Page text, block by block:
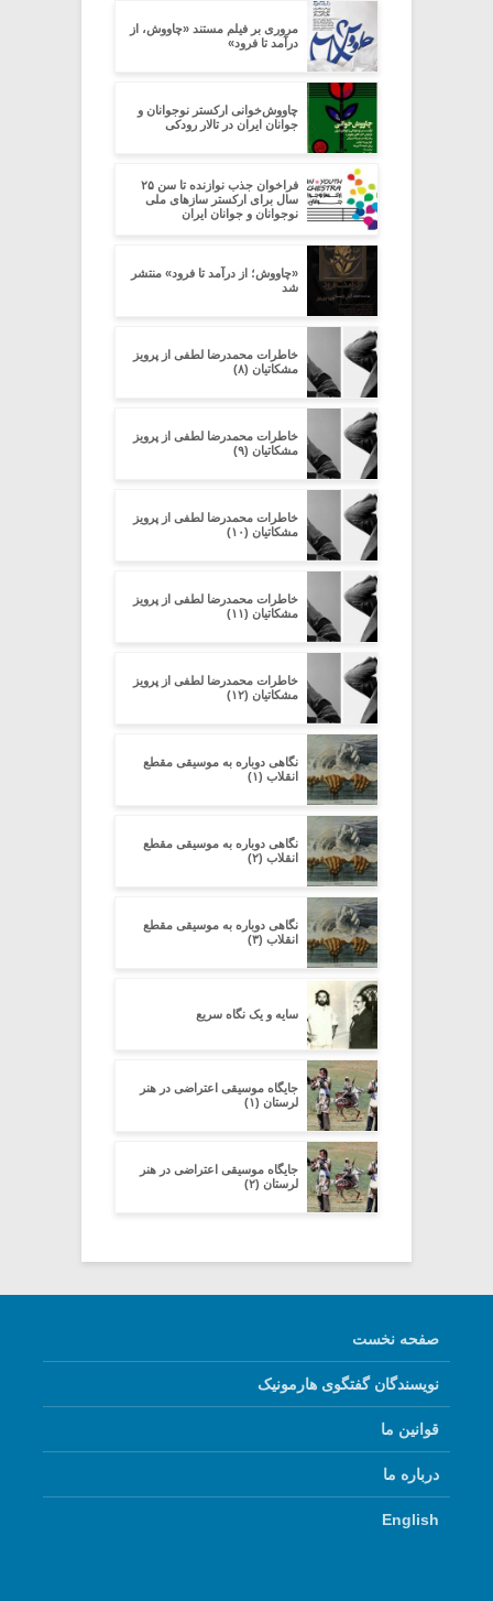
مروری بر فیلم مستند «چاووش، از
درآمد تا فرود»
چاووش‌خوانی ارکستر نوجوانان و
جوانان ایران در تالار رودکی
فراخوان جذب نوازنده تا سن ۲۵
سال برای ارکستر سازهای ملی
نوجوانان و جوانان ایران
«چاووش؛ از درآمد تا فرود» منتشر
شد
خاطرات محمدرضا لطفی از پرویز
مشکاتیان (۸)
خاطرات محمدرضا لطفی از پرویز
مشکاتیان (۹)
خاطرات محمدرضا لطفی از پرویز
مشکاتیان (۱۰)
خاطرات محمدرضا لطفی از پرویز
مشکاتیان (۱۱)
خاطرات محمدرضا لطفی از پرویز
مشکاتیان (۱۲)
نگاهی دوباره به موسیقی مقطع
انقلاب (۱)
نگاهی دوباره به موسیقی مقطع
انقلاب (۲)
نگاهی دوباره به موسیقی مقطع
انقلاب (۳)
سایه و یک نگاه سریع
جایگاه موسیقی اعتراضی در هنر
لرستان (۱)
جایگاه موسیقی اعتراضی در هنر
لرستان (۲)
صفحه نخست
نویسندگان گفتگوی هارمونیک
قوانین ما
درباره ما
English